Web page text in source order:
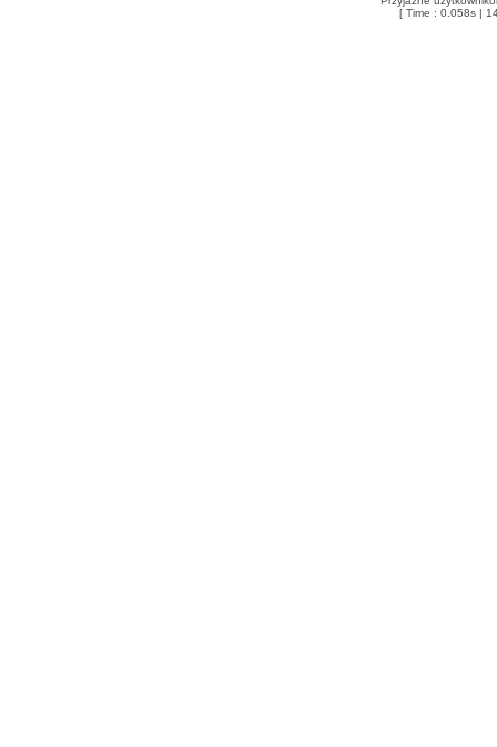
[ Time : 0.058s |